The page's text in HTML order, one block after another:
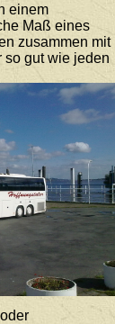
einem
Maß eines
zusammen mit
so gut wie jeden